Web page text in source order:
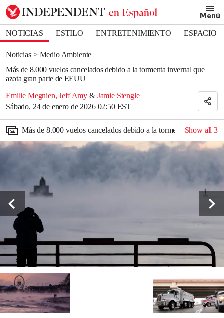
Menú
NOTICIAS ESTILO ENTRETENIMIENTO
ESPACIO
DEPORTES
Noticias
Medio Ambiente
Más de 8.000 vuelos cancelados debido a la tormenta invernal que
azota gran parte de EEUU
Emilie Megnien,Jeff Amy & Jamie Stengle
Sábado, 24 de enero de 2026 02:50 EST
Bookmark popover
Removed from bookmarks
Close popover
Más de 8.000 vuelos cancelados debido a la tormenta invernal
Show all3